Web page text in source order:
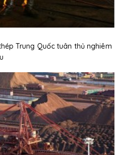
Trung Quốc tuân thủ nghiêm